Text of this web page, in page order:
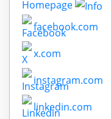
Homepage
facebook.com
x.com
instagram.com
linkedin.com